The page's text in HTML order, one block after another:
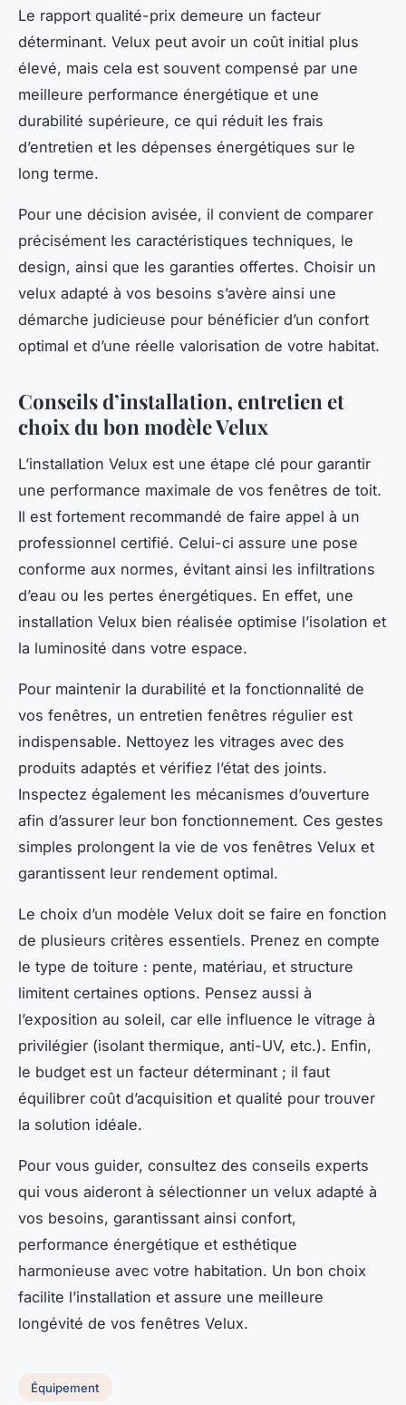
Le rapport qualité-prix demeure un facteur
déterminant. Velux peut avoir un coût initial plus
élevé, mais cela est souvent compensé par une
meilleure performance énergétique et une
durabilité supérieure, ce qui réduit les frais
d’entretien et les dépenses énergétiques sur le
long terme.
Pour une décision avisée, il convient de comparer
précisément les caractéristiques techniques, le
design, ainsi que les garanties offertes. Choisir un
velux adapté à vos besoins s’avère ainsi une
démarche judicieuse pour bénéficier d’un confort
optimal et d’une réelle valorisation de votre habitat.
Conseils d’installation, entretien et
choix du bon modèle Velux
L’installation Velux est une étape clé pour garantir
une performance maximale de vos fenêtres de toit.
Il est fortement recommandé de faire appel à un
professionnel certifié. Celui-ci assure une pose
conforme aux normes, évitant ainsi les infiltrations
d’eau ou les pertes énergétiques. En effet, une
installation Velux bien réalisée optimise l’isolation et
la luminosité dans votre espace.
Pour maintenir la durabilité et la fonctionnalité de
vos fenêtres, un entretien fenêtres régulier est
indispensable. Nettoyez les vitrages avec des
produits adaptés et vérifiez l’état des joints.
Inspectez également les mécanismes d’ouverture
afin d’assurer leur bon fonctionnement. Ces gestes
simples prolongent la vie de vos fenêtres Velux et
garantissent leur rendement optimal.
Le choix d’un modèle Velux doit se faire en fonction
de plusieurs critères essentiels. Prenez en compte
le type de toiture : pente, matériau, et structure
limitent certaines options. Pensez aussi à
l’exposition au soleil, car elle influence le vitrage à
privilégier (isolant thermique, anti-UV, etc.). Enfin,
le budget est un facteur déterminant ; il faut
équilibrer coût d’acquisition et qualité pour trouver
la solution idéale.
Pour vous guider, consultez des conseils experts
qui vous aideront à sélectionner un velux adapté à
vos besoins, garantissant ainsi confort,
performance énergétique et esthétique
harmonieuse avec votre habitation. Un bon choix
facilite l’installation et assure une meilleure
longévité de vos fenêtres Velux.
Équipement